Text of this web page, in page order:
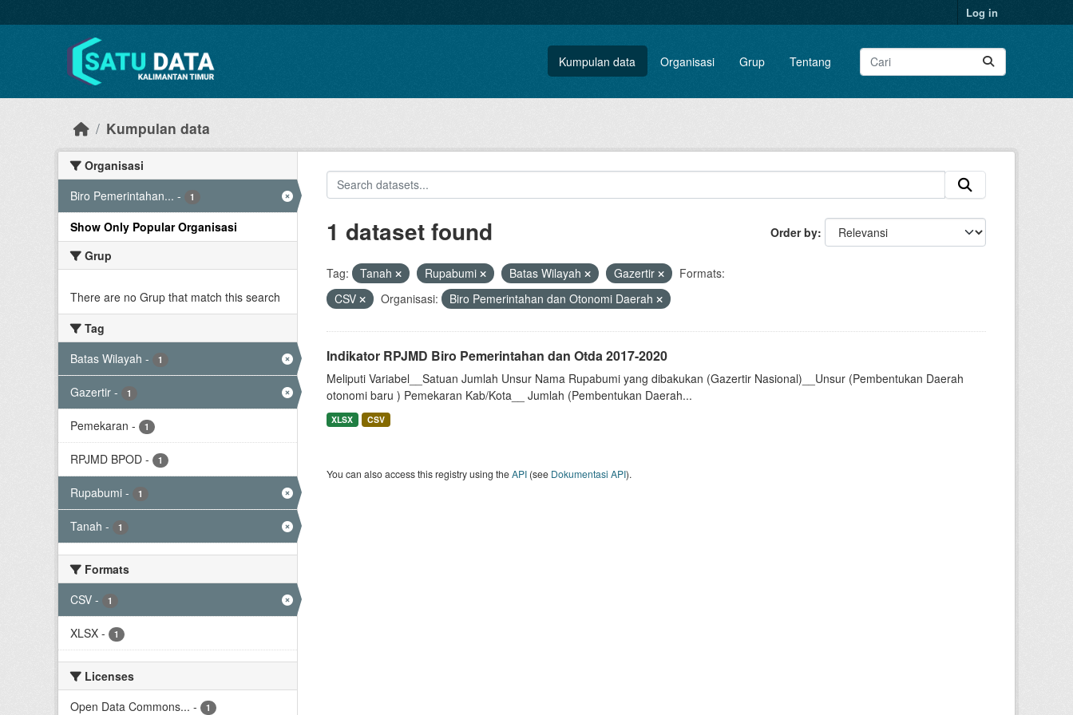
Log in
Kumpulan data Organisasi Grup Tentang
Kumpulan data
Organisasi
Biro Pemerintahan... - 1
Show Only Popular Organisasi
Grup
There are no Grup that match this search
Tag
Batas Wilayah - 1
Gazertir - 1
Pemekaran - 1
RPJMD BPOD - 1
Rupabumi - 1
Tanah - 1
Formats
CSV - 1
XLSX - 1
Licenses
Open Data Commons... - 1
Order by
1 dataset found
Tag: Tanah Rupabumi Batas Wilayah Gazertir
Formats:
CSV
Organisasi: Biro Pemerintahan dan Otonomi Daerah
Indikator RPJMD Biro Pemerintahan dan Otda 2017-2020
Meliputi Variabel__Satuan Jumlah Unsur Nama Rupabumi yang dibakukan (Gazertir Nasional)__Unsur (Pembentukan Daerah
otonomi baru ) Pemekaran Kab/Kota__ Jumlah (Pembentukan Daerah...
XLSX CSV
You can also access this registry using theAPI(see Dokumentasi API).